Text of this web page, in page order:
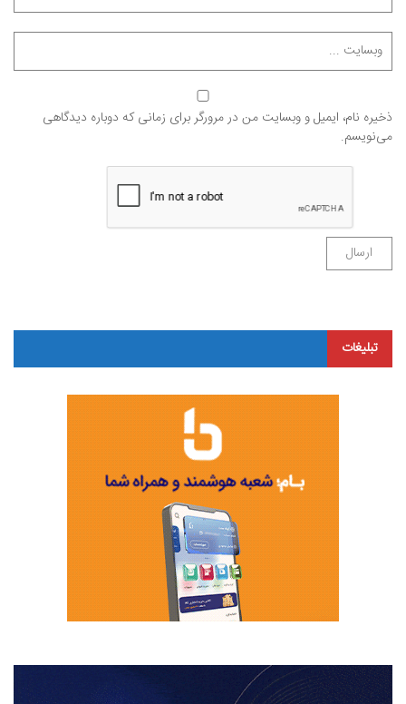
ذخیره نام، ایمیل و وبسایت من در مرورگر برای زمانی که دوباره دیدگاهی
می‌نویسم.
تبلیغات